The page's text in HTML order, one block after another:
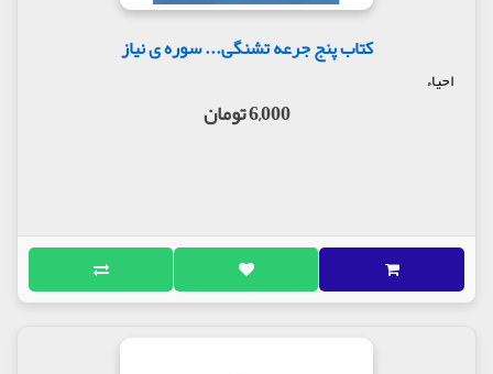
کتاب پنج جرعه تشنگی... سوره ی نیاز
احیاء
6,000 تومان